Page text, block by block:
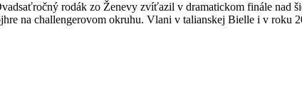
rodák zo Ženevy zvíťazil v dramatickom finále nad
na challengerovom okruhu. Vlani v talianskej Bielle i v roku